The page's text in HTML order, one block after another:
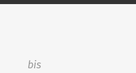
bis